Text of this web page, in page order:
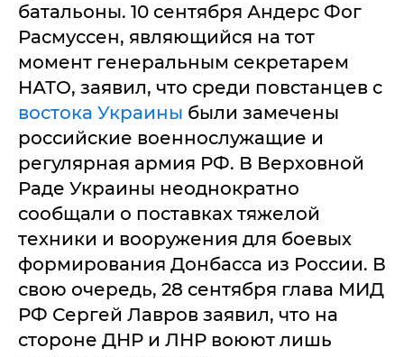
батальоны. 10 сентября Андерс Фог
Расмуссен, являющийся на тот
момент генеральным секретарем
НАТО, заявил, что среди повстанцев с
востока Украины были замечены
российские военнослужащие и
регулярная армия РФ. В Верховной
Раде Украины неоднократно
сообщали о поставках тяжелой
техники и вооружения для боевых
формирования Донбасса из России. В
свою очередь, 28 сентября глава МИД
РФ Сергей Лавров заявил, что на
стороне ДНР и ЛНР воюют лишь